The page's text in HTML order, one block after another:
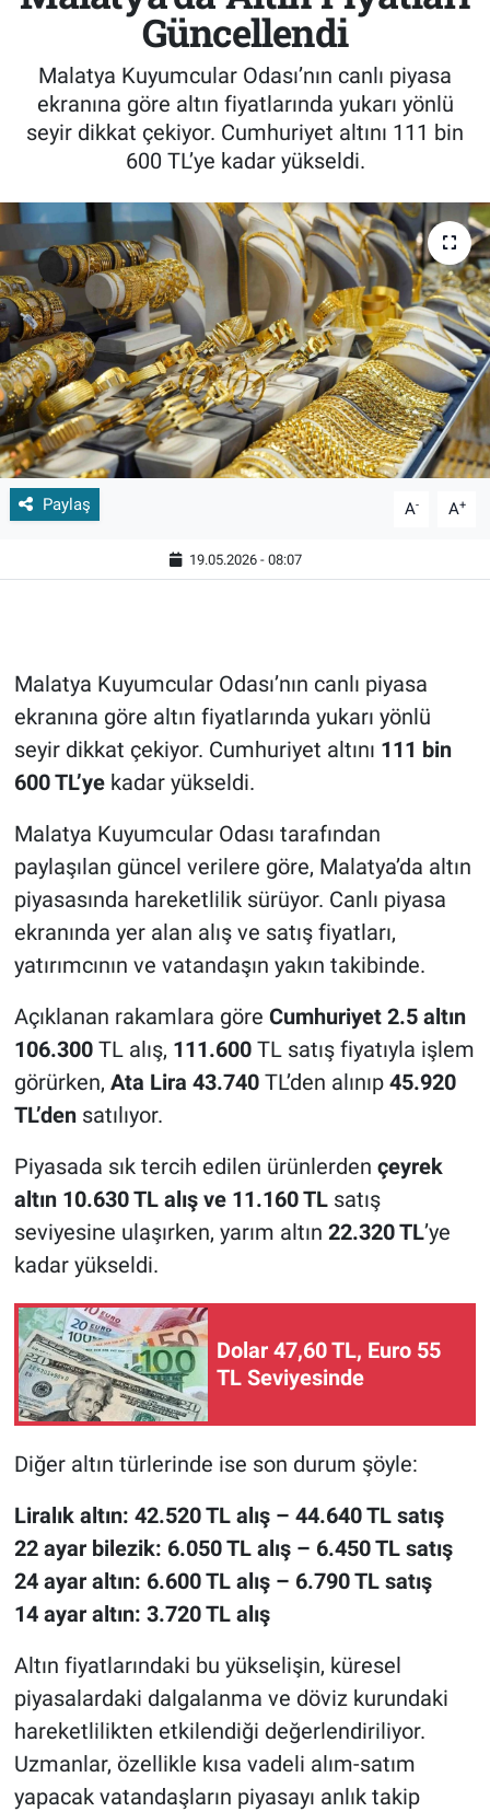
Güncellendi
Malatya Kuyumcular Odası’nın canlı piyasa
ekranına göre altın fiyatlarında yukarı yönlü
seyir dikkat çekiyor. Cumhuriyet altını 111 bin
600 TL’ye kadar yükseldi.
Paylaş A- A+
19.05.2026 - 08:07
Malatya Kuyumcular Odası’nın canlı piyasa
ekranına göre altın fiyatlarında yukarı yönlü
seyir dikkat çekiyor. Cumhuriyet altını 111 bin
600 TL’yekadar yükseldi.
Malatya Kuyumcular Odası tarafından
paylaşılan güncel verilere göre, Malatya’da altın
piyasasında hareketlilik sürüyor. Canlı piyasa
ekranında yer alan alış ve satış fiyatları,
yatırımcının ve vatandaşın yakın takibinde.
Açıklanan rakamlara göre Cumhuriyet 2.5 altın
106.300 TL alış, 111.600TL satış fiyatıyla işlem
görürken, Ata Lira 43.740 TL’den alınıp 45.920
TL’densatılıyor.
Piyasada sık tercih edilen ürünlerden çeyrek
altın 10.630 TL alış ve 11.160 TL satış
seviyesine ulaşırken, yarım altın 22.320 TL’ye
kadar yükseldi.
Dolar 47,60 TL, Euro 55
TL Seviyesinde
Diğer altın türlerinde ise son durum şöyle:
Liralık altın: 42.520 TL alış – 44.640 TL satış
22 ayar bilezik: 6.050 TL alış – 6.450 TL satış
24 ayar altın: 6.600 TL alış – 6.790 TL satış
14 ayar altın: 3.720 TL alış
Altın fiyatlarındaki bu yükselişin, küresel
piyasalardaki dalgalanma ve döviz kurundaki
hareketlilikten etkilendiği değerlendiriliyor.
Uzmanlar, özellikle kısa vadeli alım-satım
yapacak vatandaşların piyasayı anlık takip